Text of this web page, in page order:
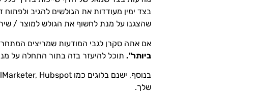
בצד ימין מעודדות את הגולשים להגיב
שהצגנו על מנת לחשוף את הגולש למוצר /
אם אתה סקרן לגבי המודעות שמריצים
ביותר". תוכל להיעזר בזה בתור התחלה על
שלך.